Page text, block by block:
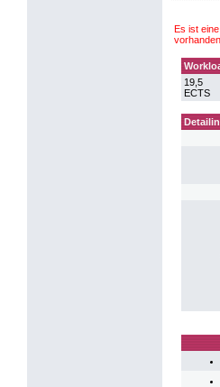
Es ist
vorhanden.
19,5
ECTS